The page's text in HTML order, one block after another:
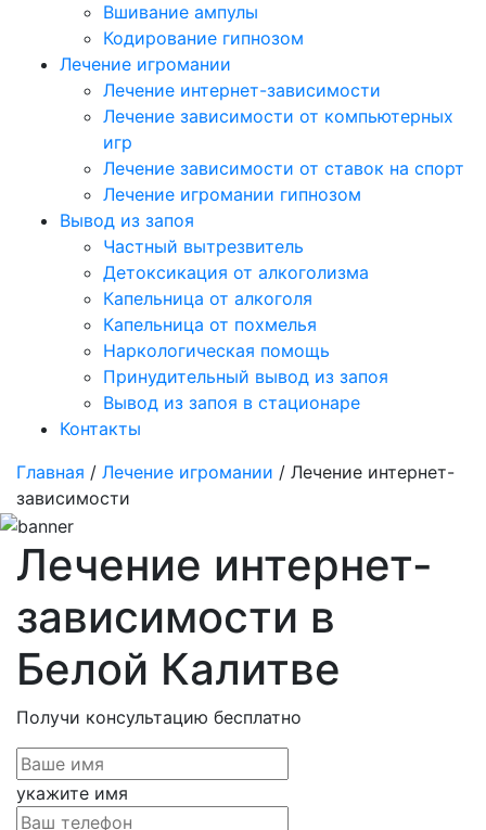
Вшивание ампулы
Кодирование гипнозом
Лечение игромании
Лечение интернет-зависимости
Лечение зависимости от компьютерных
игр
Лечение зависимости от ставок на спорт
Лечение игромании гипнозом
Вывод из запоя
Частный вытрезвитель
Детоксикация от алкоголизма
Капельница от алкоголя
Капельница от похмелья
Наркологическая помощь
Принудительный вывод из запоя
Вывод из запоя в стационаре
Контакты
Главная / Лечение игромании / Лечение интернет-
зависимости
Лечение интернет-
зависимости в
Белой Калитве
Получи консультацию бесплатно
укажите имя